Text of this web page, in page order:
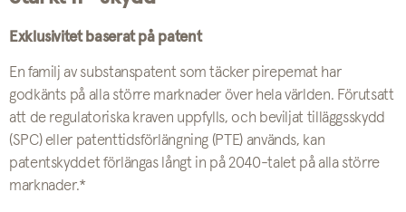
Exklusivitet baserat på patent
En familj av substanspatent som täcker pirepemat har
godkänts på alla större marknader över hela världen. Förutsatt
att de regulatoriska kraven uppfylls, och beviljat tilläggsskydd
(SPC) eller patenttidsförlängning (PTE) används, kan
patentskyddet förlängas långt in på 2040-talet på alla större
marknader.*